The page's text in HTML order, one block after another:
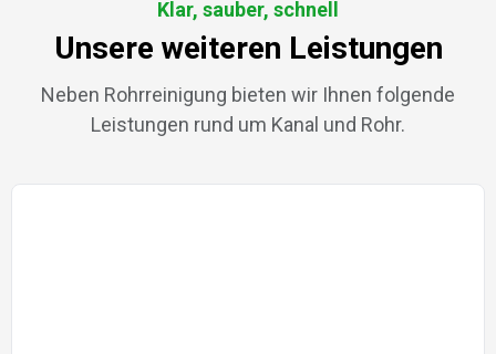
Klar, sauber, schnell
Unsere weiteren Leistungen
Neben Rohrreinigung bieten wir Ihnen folgende
Leistungen rund um Kanal und Rohr.